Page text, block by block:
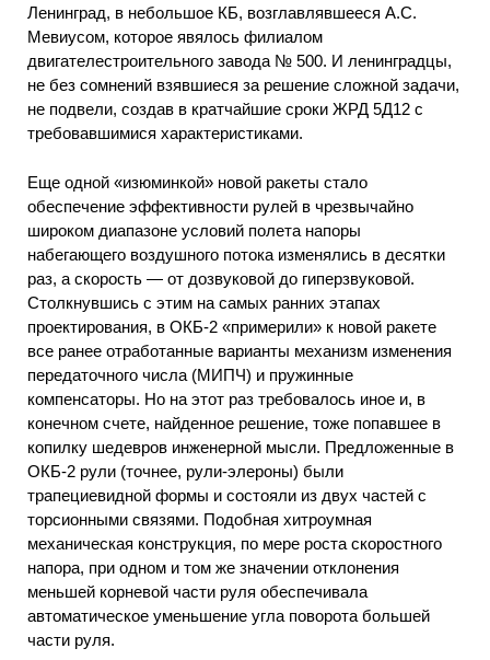
Ленинград, в небольшое КБ, возглавлявшееся А.С.
Мевиусом, которое явялось филиалом
двигателестроительного завода № 500. И ленинградцы,
не без сомнений взявшиеся за решение сложной задачи,
не подвели, создав в кратчайшие сроки ЖРД 5Д12 с
требовавшимися характеристиками.
Еще одной «изюминкой» новой ракеты стало
обеспечение эффективности рулей в чрезвычайно
широком диапазоне условий полета напоры
набегающего воздушного потока изменялись в десятки
раз, а скорость — от дозвуковой до гиперзвуковой.
Столкнувшись с этим на самых ранних этапах
проектирования, в ОКБ-2 «примерили» к новой ракете
все ранее отработанные варианты механизм изменения
передаточного числа (МИПЧ) и пружинные
компенсаторы. Но на этот раз требовалось иное и, в
конечном счете, найденное решение, тоже попавшее в
копилку шедевров инженерной мысли. Предложенные в
ОКБ-2 рули (точнее, рули-элероны) были
трапециевидной формы и состояли из двух частей с
торсионными связями. Подобная хитроумная
механическая конструкция, по мере роста скоростного
напора, при одном и том же значении отклонения
меньшей корневой части руля обеспечивала
автоматическое уменьшение угла поворота большей
части руля.